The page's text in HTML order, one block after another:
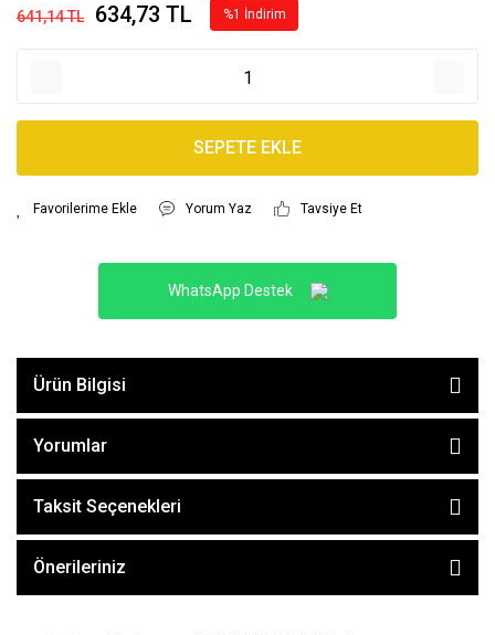
641,14 TL 634,73 TL %1 İndirim
SEPETE EKLE
Yorum Yaz Tavsiye Et
WhatsApp Destek
Ürün Bilgisi
Yorumlar
Taksit Seçenekleri
Önerileriniz